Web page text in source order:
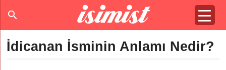
İdicanan İsminin Anlamı Nedir?